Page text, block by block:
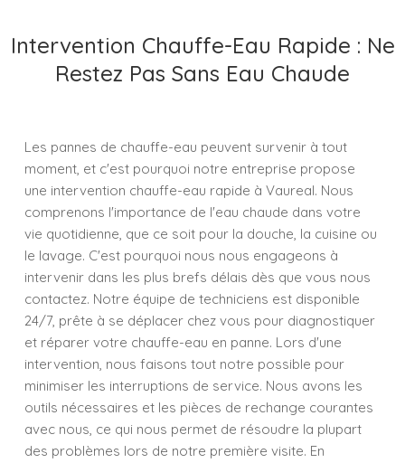
Intervention Chauffe-Eau Rapide : Ne
Restez Pas Sans Eau Chaude
Les pannes de chauffe-eau peuvent survenir à tout
moment, et c'est pourquoi notre entreprise propose
une intervention chauffe-eau rapide à Vaureal. Nous
comprenons l'importance de l'eau chaude dans votre
vie quotidienne, que ce soit pour la douche, la cuisine ou
le lavage. C'est pourquoi nous nous engageons à
intervenir dans les plus brefs délais dès que vous nous
contactez. Notre équipe de techniciens est disponible
24/7, prête à se déplacer chez vous pour diagnostiquer
et réparer votre chauffe-eau en panne. Lors d'une
intervention, nous faisons tout notre possible pour
minimiser les interruptions de service. Nous avons les
outils nécessaires et les pièces de rechange courantes
avec nous, ce qui nous permet de résoudre la plupart
des problèmes lors de notre première visite. En